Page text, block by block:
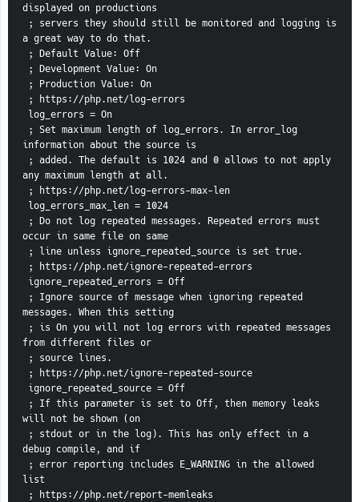
displayed on productions
a great way to do that.
; Default Value: Off
; Development Value: On
; Production Value: On
; https://php.net/log-errors
log_errors = On
information about the source is
any maximum length at all.
; https://php.net/log-errors-max-len
log_errors_max_len = 1024
occur in same file on same
; line unless ignore_repeated_source is set true.
; https://php.net/ignore-repeated-errors
ignore_repeated_errors = Off
messages. When this setting
from different files or
; source lines.
; https://php.net/ignore-repeated-source
ignore_repeated_source = Off
will not be shown (on
debug compile, and if
list
; https://php.net/report-memleaks